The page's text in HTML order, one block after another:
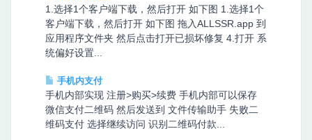
1.选择1个客户端下载，然后打开 如下图 1.选择1个
客户端下载，然后打开 如下图 拖入ALLSSR.app 到
应用程序文件夹 然后点击打开已损坏修复 4.打开 系
统偏好设置...
手机内支付
手机内部实现 注册>购买>续费 手机内部可以保存
微信支付二维码 然后发送到 文件传输助手 失败二
维码支付 选择继续访问 识别二维码付款...